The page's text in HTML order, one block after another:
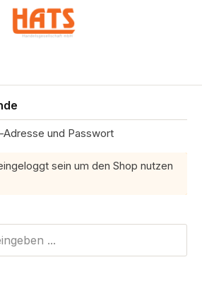
Adresse und Passwort
sein um den Shop nutzen